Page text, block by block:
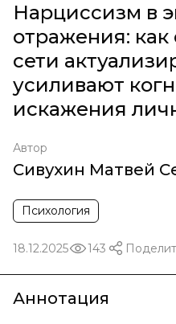
Нарциссизм в
отражения:
сети
усиливают
искажения
Автор
Сивухин Матвей
Психология
18.12.2025 143
Аннотация